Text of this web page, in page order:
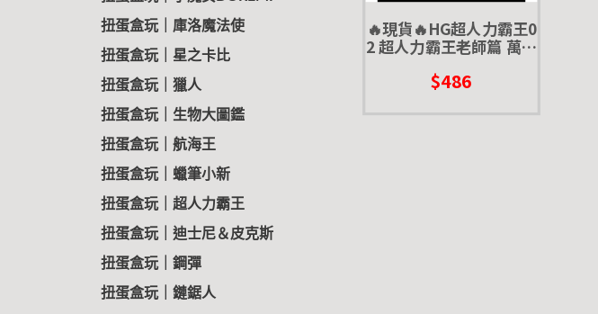
扭蛋盒玩｜庫洛魔法使
扭蛋盒玩｜星之卡比
扭蛋盒玩｜獵人
扭蛋盒玩｜生物大圖鑑
扭蛋盒玩｜航海王
扭蛋盒玩｜蠟筆小新
扭蛋盒玩｜超人力霸王
扭蛋盒玩｜迪士尼＆皮克斯
扭蛋盒玩｜鋼彈
扭蛋盒玩｜鏈鋸人
🔥現貨🔥HG超人力霸王0
2 超人力霸王老師篇 萬代
$486